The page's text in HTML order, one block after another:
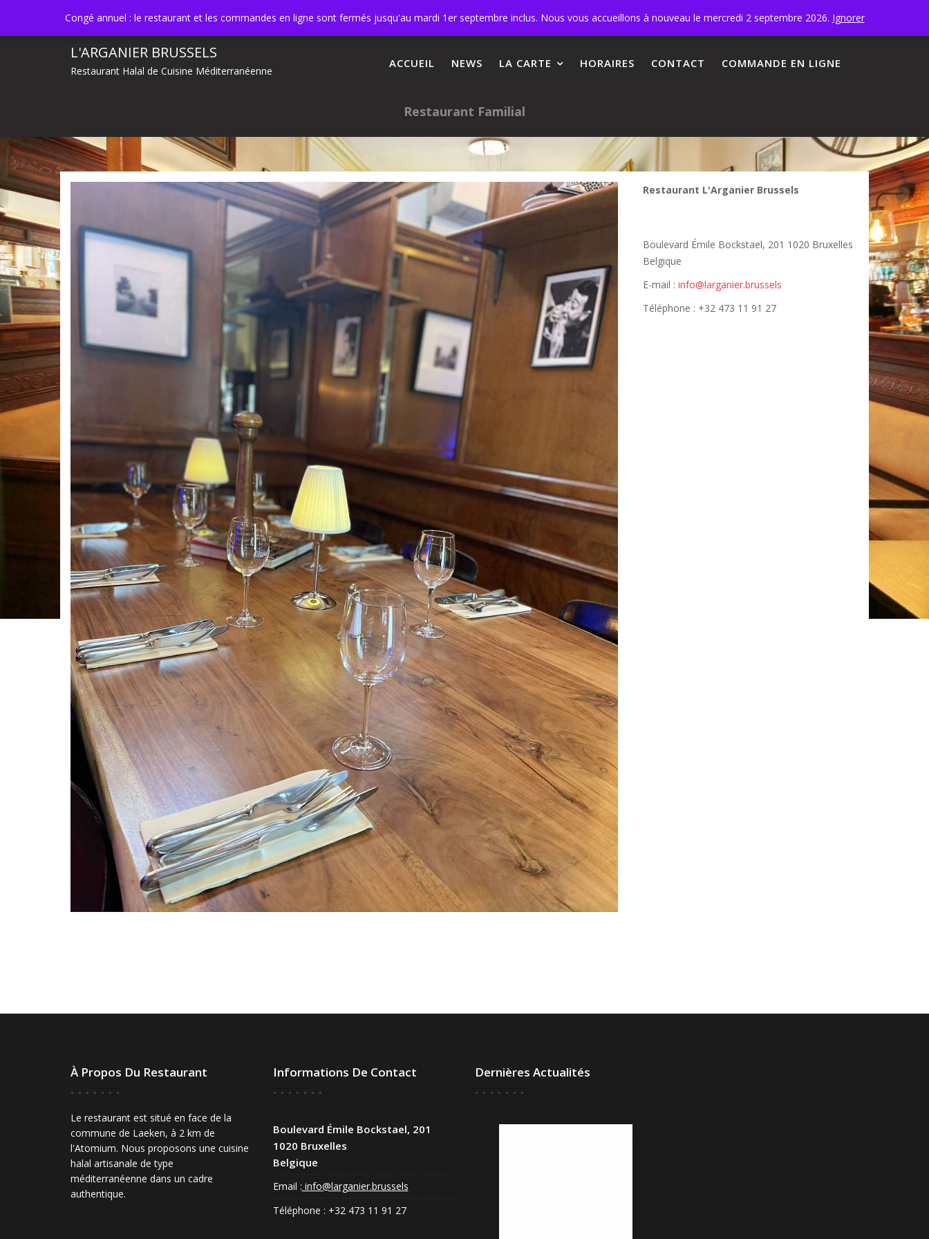
Congé annuel : le restaurant et les commandes en ligne sont fermés jusqu'au mardi 1er septembre inclus. Nous vous accueillons à nouveau le mercredi 2 septembre 2026. Ignorer
content
info@larganier.brussels Laeken, Bruxelles +32 473 11 91 27
L'ARGANIER BRUSSELS
Restaurant Halal de Cuisine Méditerranéenne
ACCUEIL NEWS LA CARTE HORAIRES CONTACT COMMANDE EN LIGNE
Restaurant Familial
Restaurant L'Arganier Brussels
Boulevard Émile Bockstael, 201 1020 Bruxelles
Belgique
E-mail : info@larganier.brussels
Téléphone : +32 473 11 91 27
À Propos Du Restaurant
Le restaurant est situé en face de la
commune de Laeken, à 2 km de
l'Atomium. Nous proposons une cuisine
halal artisanale de type
méditerranéenne dans un cadre
authentique.
Informations De Contact
Boulevard Émile Bockstael, 201
1020 Bruxelles
Belgique
Email : info@larganier.brussels
Téléphone : +32 473 11 91 27
Dernières Actualités